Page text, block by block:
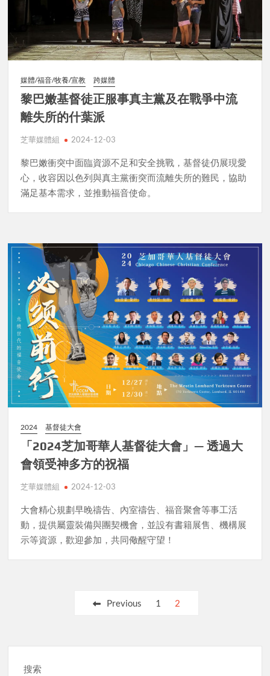
媒體/福音/牧養/宣教 跨媒體
黎巴嫩基督徒正服事真主黨及在戰爭中流
離失所的什葉派
芝華媒體組 2024-12-03
黎巴嫩衝突中面臨資源不足和安全挑戰，基督徒仍展現愛
心，收容因以色列與真主黨衝突而流離失所的難民，協助
滿足基本需求，並推動福音使命。
2024 基督徒大會
「2024芝加哥華人基督徒大會」— 透過大
會領受神多方的祝福
芝華媒體組 2024-12-03
大會精心規劃早晚禱告、內室禱告、福音聚會等事工活
動，提供屬靈裝備與團契機會，並設有書籍展售、機構展
示等資源，歡迎參加，共同儆醒守望！
Previous 1 2
搜索